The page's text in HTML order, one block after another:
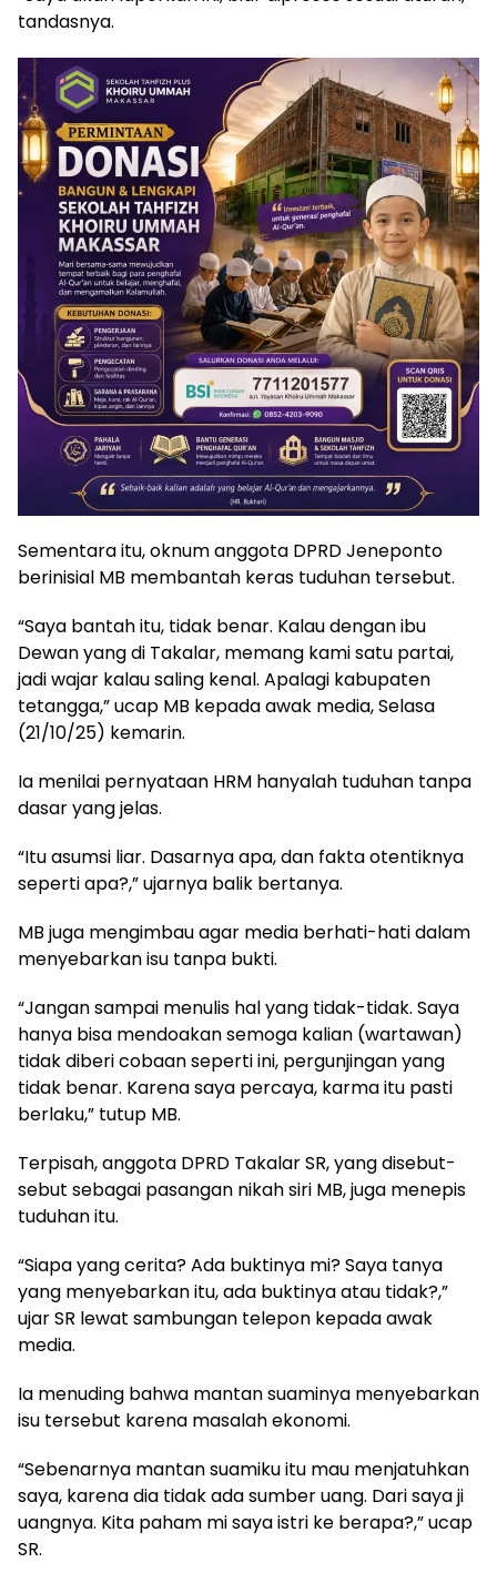
tandasnya.
Sementara itu, oknum anggota DPRD Jeneponto
berinisial MB membantah keras tuduhan tersebut.
“Saya bantah itu, tidak benar. Kalau dengan ibu
Dewan yang di Takalar, memang kami satu partai,
jadi wajar kalau saling kenal. Apalagi kabupaten
tetangga,” ucap MB kepada awak media, Selasa
(21/10/25) kemarin.
Ia menilai pernyataan HRM hanyalah tuduhan tanpa
dasar yang jelas.
“Itu asumsi liar. Dasarnya apa, dan fakta otentiknya
seperti apa?,” ujarnya balik bertanya.
MB juga mengimbau agar media berhati-hati dalam
menyebarkan isu tanpa bukti.
“Jangan sampai menulis hal yang tidak-tidak. Saya
hanya bisa mendoakan semoga kalian (wartawan)
tidak diberi cobaan seperti ini, pergunjingan yang
tidak benar. Karena saya percaya, karma itu pasti
berlaku,” tutup MB.
Terpisah, anggota DPRD Takalar SR, yang disebut-
sebut sebagai pasangan nikah siri MB, juga menepis
tuduhan itu.
“Siapa yang cerita? Ada buktinya mi? Saya tanya
yang menyebarkan itu, ada buktinya atau tidak?,”
ujar SR lewat sambungan telepon kepada awak
media.
Ia menuding bahwa mantan suaminya menyebarkan
isu tersebut karena masalah ekonomi.
“Sebenarnya mantan suamiku itu mau menjatuhkan
saya, karena dia tidak ada sumber uang. Dari saya ji
uangnya. Kita paham mi saya istri ke berapa?,” ucap
SR.